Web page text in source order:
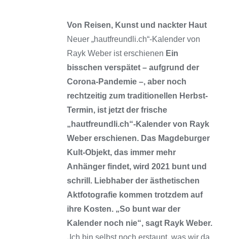
Von Reisen, Kunst und nackter Haut
Neuer „hautfreundli.ch“-Kalender von
Rayk Weber ist erschienen Ein
bisschen verspätet – aufgrund der
Corona-Pandemie –, aber noch
rechtzeitig zum traditionellen Herbst-
Termin, ist jetzt der frische
„hautfreundli.ch“-Kalender von Rayk
Weber erschienen. Das Magdeburger
Kult-Objekt, das immer mehr
Anhänger findet, wird 2021 bunt und
schrill. Liebhaber der ästhetischen
Aktfotografie kommen trotzdem auf
ihre Kosten. „So bunt war der
Kalender noch nie“, sagt Rayk Weber.